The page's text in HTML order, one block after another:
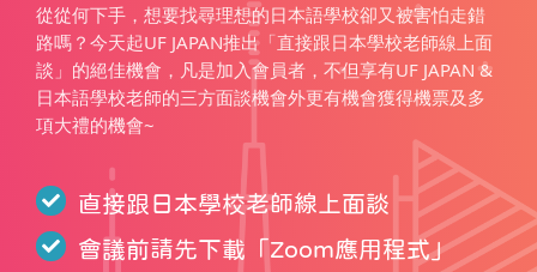
從從何下手，想要找尋理想的日本語學校卻又被害怕走錯
路嗎？今天起UF JAPAN推出「直接跟日本學校老師線上面
談」的絕佳機會，凡是加入會員者，不但享有UF JAPAN &
日本語學校老師的三方面談機會外更有機會獲得機票及多
項大禮的機會~
直接跟日本學校老師線上面談
會議前請先下載「Zoom應用程式」